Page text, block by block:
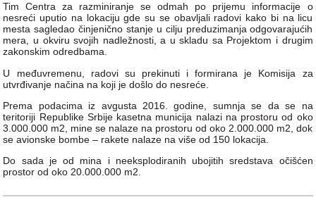
Tim Centra za razminiranje se odmah po prijemu informacije o
nesreći uputio na lokaciju gde su se obavljali radovi kako bi na licu
mesta sagledao činjenično stanje u cilju preduzimanja odgovarajućih
mera, u okviru svojih nadležnosti, a u skladu sa Projektom i drugim
zakonskim odredbama.
U međuvremenu, radovi su prekinuti i formirana je Komisija za
utvrđivanje načina na koji je došlo do nesreće.
Prema podacima iz avgusta 2016. godine, sumnja se da se na
teritoriji Republike Srbije kasetna municija nalazi na prostoru od oko
3.000.000 m2, mine se nalaze na prostoru od oko 2.000.000 m2, dok
se avionske bombe – rakete nalaze na više od 150 lokacija.
Do sada je od mina i neeksplodiranih ubojitih sredstava očišćen
prostor od oko 20.000.000 m2.